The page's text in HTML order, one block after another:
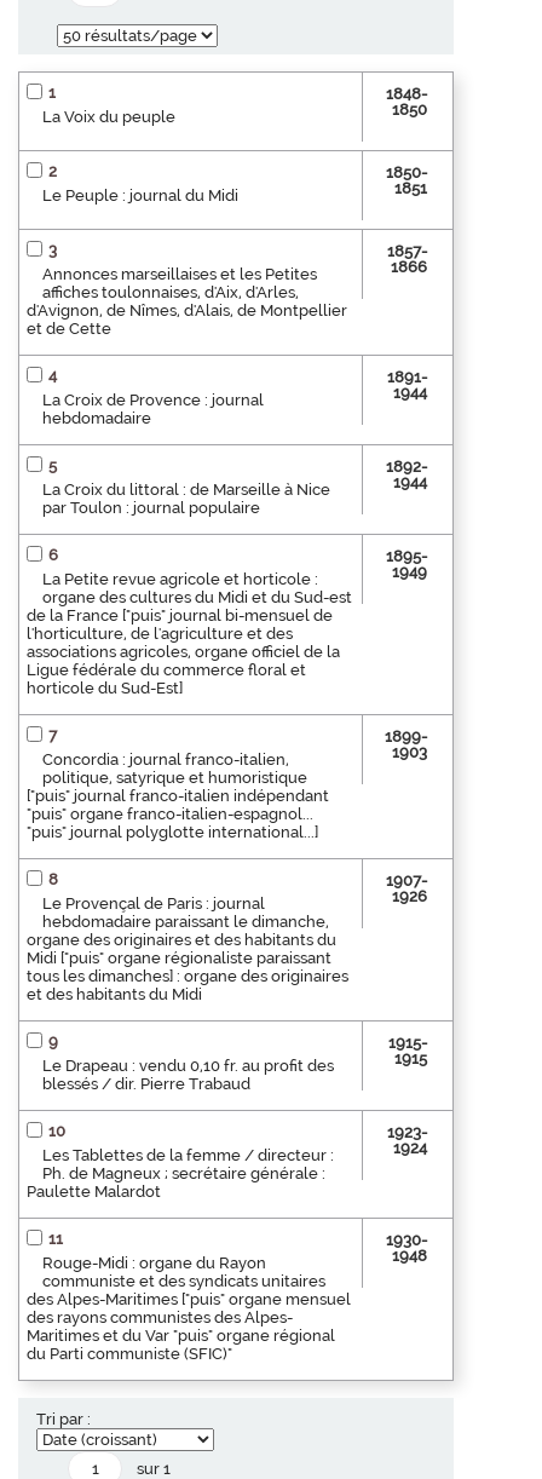
1
La Voix du peuple
1848-
1850
2
Le Peuple : journal du Midi
1850-
1851
3
Annonces marseillaises et les Petites
affiches toulonnaises, d'Aix, d'Arles,
d'Avignon, de Nîmes, d'Alais, de Montpellier
et de Cette
1857-
1866
4
La Croix de Provence : journal
hebdomadaire
1891-
1944
5
La Croix du littoral : de Marseille à Nice
par Toulon : journal populaire
1892-
1944
6
La Petite revue agricole et horticole :
organe des cultures du Midi et du Sud-est
de la France ["puis" journal bi-mensuel de
l'horticulture, de l'agriculture et des
associations agricoles, organe officiel de la
Ligue fédérale du commerce floral et
horticole du Sud-Est]
1895-
1949
7
Concordia : journal franco-italien,
politique, satyrique et humoristique
["puis" journal franco-italien indépendant
"puis" organe franco-italien-espagnol...
"puis" journal polyglotte international...]
1899-
1903
8
Le Provençal de Paris : journal
hebdomadaire paraissant le dimanche,
organe des originaires et des habitants du
Midi ["puis" organe régionaliste paraissant
tous les dimanches] : organe des originaires
et des habitants du Midi
1907-
1926
9
Le Drapeau : vendu 0,10 fr. au profit des
blessés / dir. Pierre Trabaud
1915-
1915
10
Les Tablettes de la femme / directeur :
Ph. de Magneux ; secrétaire générale :
Paulette Malardot
1923-
1924
11
Rouge-Midi : organe du Rayon
communiste et des syndicats unitaires
des Alpes-Maritimes ["puis" organe mensuel
des rayons communistes des Alpes-
Maritimes et du Var "puis" organe régional
du Parti communiste (SFIC)"
1930-
1948
Tri par :
sur 1